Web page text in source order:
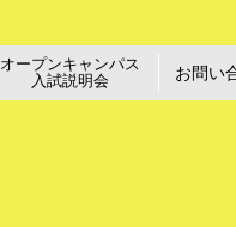
オープンキャンパス
入試説明会
お問い